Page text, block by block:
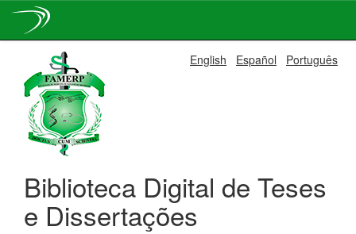
navigation
English Español Português
Biblioteca Digital de Teses
e Dissertações